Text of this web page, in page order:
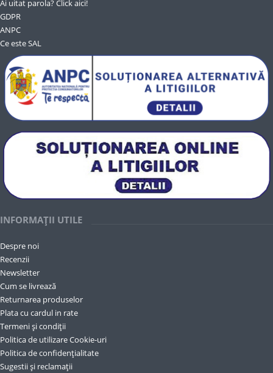
Ai uitat parola? Click aici!
GDPR
ANPC
Ce este SAL
INFORMAȚII UTILE
Despre noi
Recenzii
Newsletter
Cum se livrează
Returnarea produselor
Plata cu cardul in rate
Termeni și condiții
Politica de utilizare Cookie-uri
Politica de confidențialitate
Sugestii și reclamații